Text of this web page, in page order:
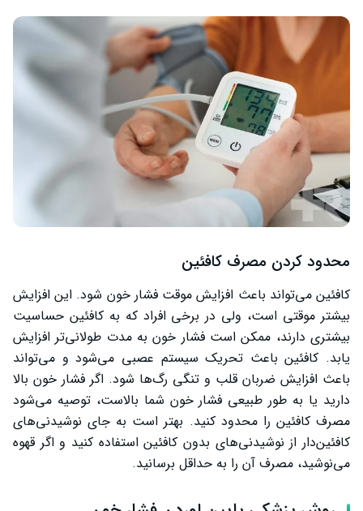
محدود کردن مصرف کافئین
کافئین می‌تواند باعث افزایش موقت فشار خون شود. این افزایش
بیشتر موقتی است، ولی در برخی افراد که به کافئین حساسیت
بیشتری دارند، ممکن است فشار خون به مدت طولانی‌تر افزایش
یابد. کافئین باعث تحریک سیستم عصبی می‌شود و می‌تواند
باعث افزایش ضربان قلب و تنگی رگ‌ها شود. اگر فشار خون بالا
دارید یا به طور طبیعی فشار خون شما بالاست، توصیه می‌شود
مصرف کافئین را محدود کنید. بهتر است به جای نوشیدنی‌های
کافئین‌دار از نوشیدنی‌های بدون کافئین استفاده کنید و اگر قهوه
می‌نوشید، مصرف آن را به حداقل برسانید.